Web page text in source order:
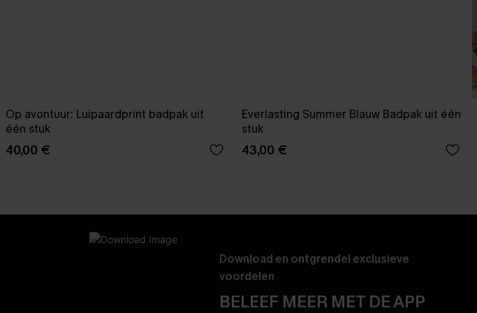
Op avontuur: Luipaardprint badpak uit
één stuk
40,00 €
Everlasting Summer Blauw Badpak uit één
stuk
43,00 €
Download en ontgrendel exclusieve
voordelen
BELEEF MEER MET DE APP